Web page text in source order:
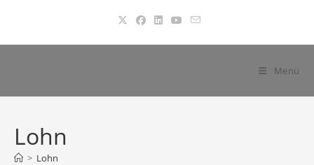
springen
Menü
Lohn
> Lohn